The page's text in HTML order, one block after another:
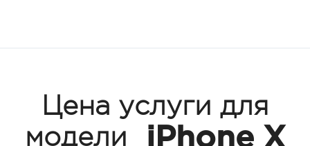
Цена услуги для
модели
iPhone X